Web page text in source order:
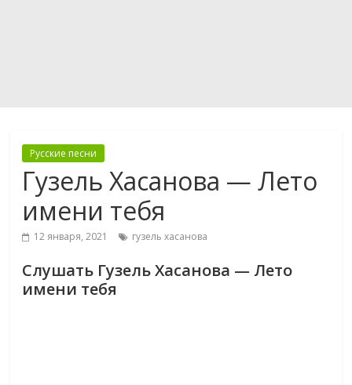
Русские песни
Гузель Хасанова — Лето
имени тебя
12 января, 2021 гузель хасанова
Слушать Гузель Хасанова — Лето
имени тебя